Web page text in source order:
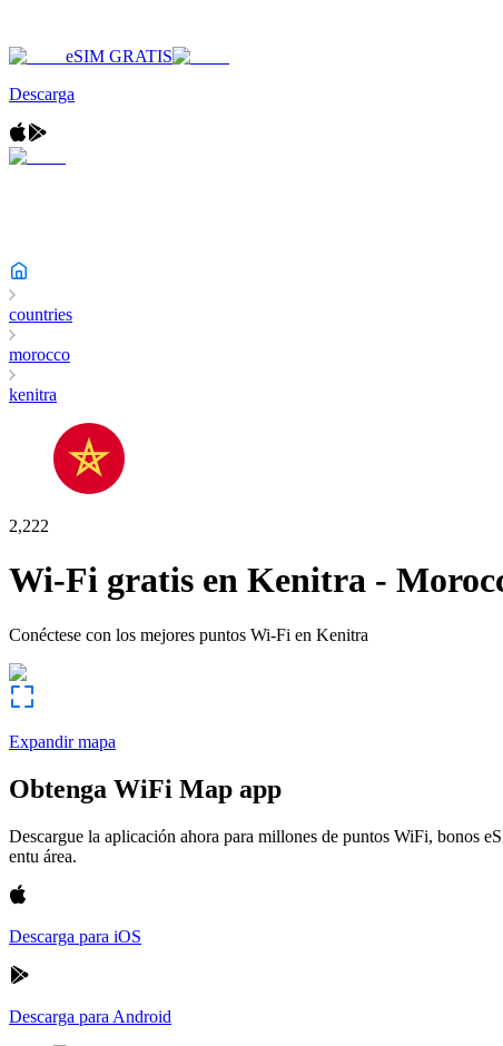
eSIM GRATIS
Descarga
countries
morocco
kenitra
2,222
Wi-Fi gratis en Kenitra -
Conéctese con los mejores puntos Wi-Fi en Kenitra
Expandir mapa
Obtenga WiFi Map app
Descargue la aplicación ahora para millones de puntos WiFi, bonos
entu área.
Descarga para iOS
Descarga para Android